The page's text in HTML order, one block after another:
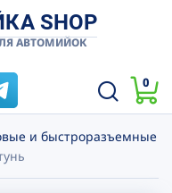
SHOP
АВТОМИЙОК
0
и быстроразъемные